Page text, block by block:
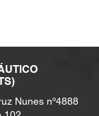
de Encalhe
Nunes nº4888